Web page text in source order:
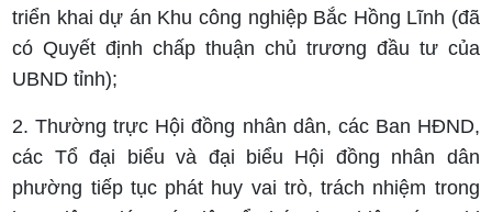
triển khai dự án Khu công nghiệp Bắc Hồng Lĩnh (đã
có Quyết định chấp thuận chủ trương đầu tư của
UBND tỉnh);
2. Thường trực Hội đồng nhân dân, các Ban HĐND,
các Tổ đại biểu và đại biểu Hội đồng nhân dân
phường tiếp tục phát huy vai trò, trách nhiệm trong